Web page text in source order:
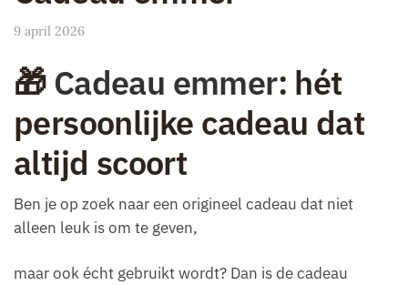
9 april 2026
🎁 Cadeau emmer: hét
persoonlijke cadeau dat
altijd scoort
Ben je op zoek naar een origineel cadeau dat niet
alleen leuk is om te geven,
maar ook écht gebruikt wordt? Dan is de cadeau